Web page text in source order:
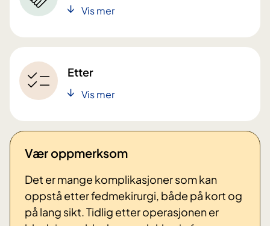
Vis mer
Etter
Vis mer
Vær oppmerksom
Det er mange komplikasjoner som kan
oppstå etter fedmekirurgi, både på kort og
på lang sikt. Tidlig etter operasjonen er